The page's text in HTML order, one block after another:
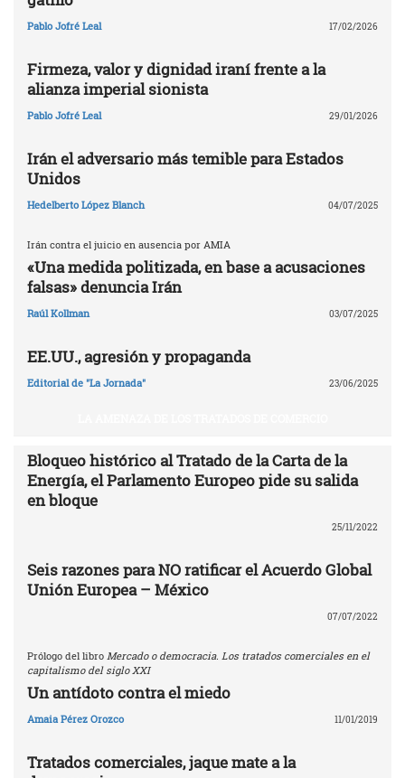
Pablo Jofré Leal 17/02/2026
Firmeza, valor y dignidad iraní frente a la
alianza imperial sionista
Pablo Jofré Leal 29/01/2026
Irán el adversario más temible para Estados
Unidos
Hedelberto López Blanch 04/07/2025
Irán contra el juicio en ausencia por AMIA
«Una medida politizada, en base a acusaciones
falsas» denuncia Irán
Raúl Kollman 03/07/2025
EE.UU., agresión y propaganda
Editorial de "La Jornada" 23/06/2025
Bloqueo histórico al Tratado de la Carta de la
Energía, el Parlamento Europeo pide su salida
en bloque
25/11/2022
Seis razones para NO ratificar el Acuerdo Global
Unión Europea – México
07/07/2022
Prólogo del libro Mercado o democracia. Los tratados comerciales en el
capitalismo del siglo XXI
Un antídoto contra el miedo
Amaia Pérez Orozco 11/01/2019
Tratados comerciales, jaque mate a la